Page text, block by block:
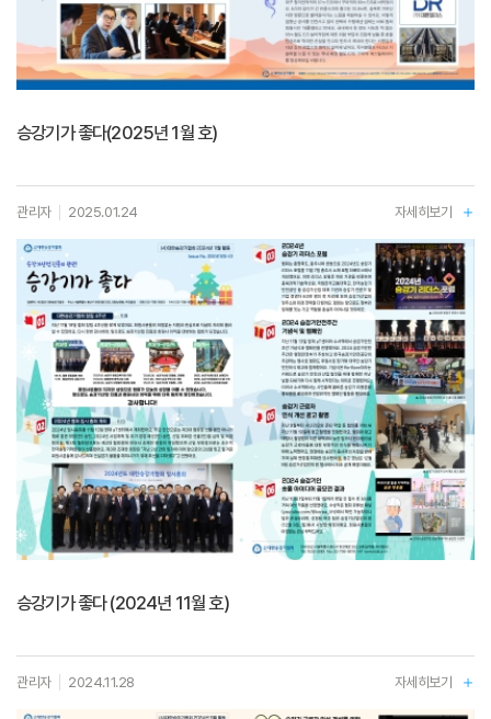
승강기가 좋다(2025년 1월 호)
관리자 2025.01.24 자세히보기
승강기가 좋다 (2024년 11월 호)
관리자 2024.11.28 자세히보기